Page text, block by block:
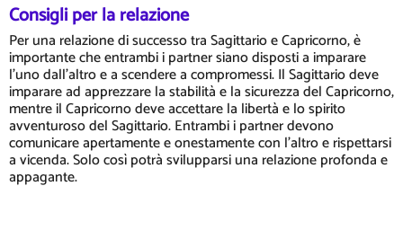
Consigli per la relazione
Per una relazione di successo tra Sagittario e Capricorno, è
importante che entrambi i partner siano disposti a imparare
l'uno dall'altro e a scendere a compromessi. Il Sagittario deve
imparare ad apprezzare la stabilità e la sicurezza del Capricorno,
mentre il Capricorno deve accettare la libertà e lo spirito
avventuroso del Sagittario. Entrambi i partner devono
comunicare apertamente e onestamente con l'altro e rispettarsi
a vicenda. Solo così potrà svilupparsi una relazione profonda e
appagante.